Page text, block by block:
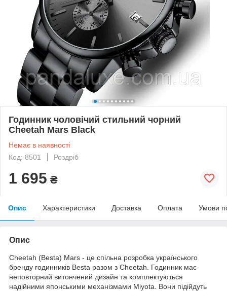
Годинник чоловічий стильний чорний
Cheetah Mars Black
Немає в наявності
Код: 8501
Роздріб
1 695 ₴
Опис Характеристики Доставка Оплата Умови
Опис
Cheetah (Besta) Mars - це спільна розробка українського
бренду годинників Besta разом з Cheetah. Годинник має
неповторний витончений дизайн та комплектуються
надійними японськими механізмами Miyota. Вони підійдуть